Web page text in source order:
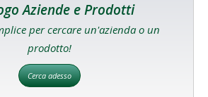
Aziende e Prodotti
per cercare un'azienda o un
prodotto!
Cerca adesso